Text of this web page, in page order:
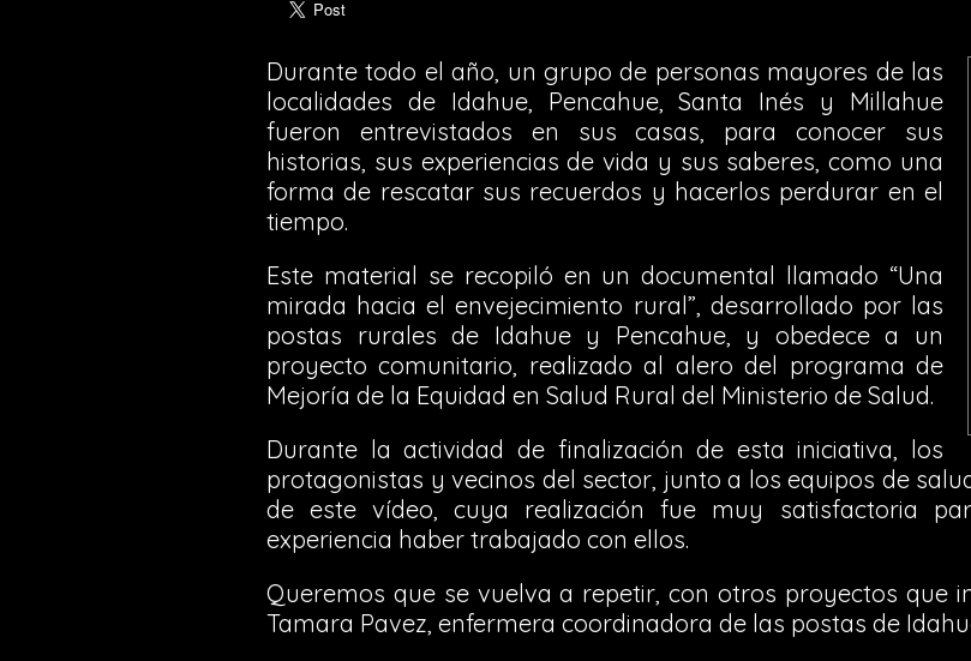
Durante todo el año, un grupo de personas mayores de las
localidades de Idahue, Pencahue, Santa Inés y Millahue
fueron entrevistados en sus casas, para conocer sus
historias, sus experiencias de vida y sus saberes, como una
forma de rescatar sus recuerdos y hacerlos perdurar en el
tiempo.
Este material se recopiló en un documental llamado “Una
mirada hacia el envejecimiento rural”, desarrollado por las
postas rurales de Idahue y Pencahue, y obedece a un
proyecto comunitario, realizado al alero del programa de
Mejoría de la Equidad en Salud Rural del Ministerio de Salud.
Durante la actividad de finalización de esta iniciativa, los
protagonistas y vecinos del sector, junto a los equipos de
de este vídeo, cuya realización fue muy satisfactoria
experiencia haber trabajado con ellos.
Queremos que se vuelva a repetir, con otros proyectos que
Tamara Pavez, enfermera coordinadora de las postas de